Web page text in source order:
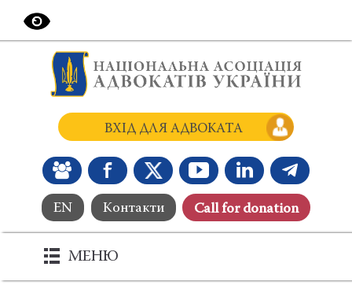
EN Контакти Сall for donation
ВХІД ДЛЯ АДВОКАТА
МЕНЮ